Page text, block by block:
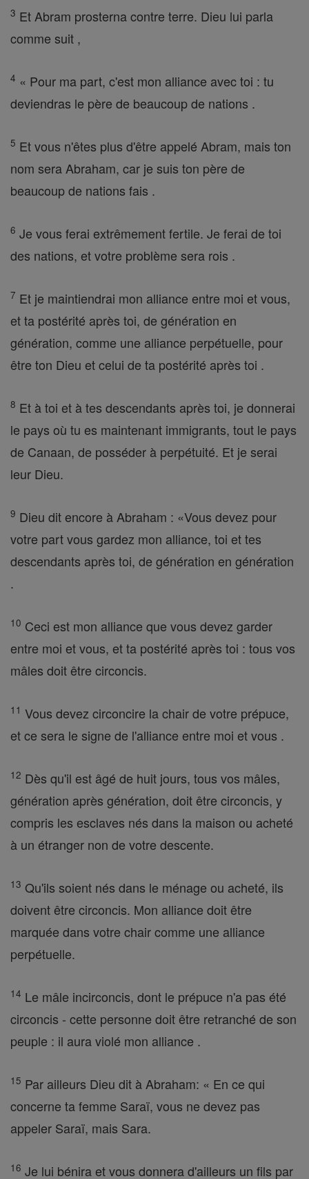
3 Et Abram prosterna contre terre. Dieu lui parla
comme suit ,
4 « Pour ma part, c'est mon alliance avec toi : tu
deviendras le père de beaucoup de nations .
5 Et vous n'êtes plus d'être appelé Abram, mais ton
nom sera Abraham, car je suis ton père de
beaucoup de nations fais .
6 Je vous ferai extrêmement fertile. Je ferai de toi
des nations, et votre problème sera rois .
7 Et je maintiendrai mon alliance entre moi et vous,
et ta postérité après toi, de génération en
génération, comme une alliance perpétuelle, pour
être ton Dieu et celui de ta postérité après toi .
8 Et à toi et à tes descendants après toi, je donnerai
le pays où tu es maintenant immigrants, tout le pays
de Canaan, de posséder à perpétuité. Et je serai
leur Dieu.
9 Dieu dit encore à Abraham : «Vous devez pour
votre part vous gardez mon alliance, toi et tes
descendants après toi, de génération en génération
.
10 Ceci est mon alliance que vous devez garder
entre moi et vous, et ta postérité après toi : tous vos
mâles doit être circoncis.
11 Vous devez circoncire la chair de votre prépuce,
et ce sera le signe de l'alliance entre moi et vous .
12 Dès qu'il est âgé de huit jours, tous vos mâles,
génération après génération, doit être circoncis, y
compris les esclaves nés dans la maison ou acheté
à un étranger non de votre descente.
13 Qu'ils soient nés dans le ménage ou acheté, ils
doivent être circoncis. Mon alliance doit être
marquée dans votre chair comme une alliance
perpétuelle.
14 Le mâle incirconcis, dont le prépuce n'a pas été
circoncis - cette personne doit être retranché de son
peuple : il aura violé mon alliance .
15 Par ailleurs Dieu dit à Abraham: « En ce qui
concerne ta femme Saraï, vous ne devez pas
appeler Saraï, mais Sara.
16 Je lui bénira et vous donnera d'ailleurs un fils par